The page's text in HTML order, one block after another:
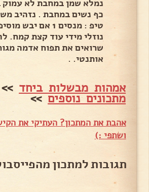
נמלא שמן במחבת לא עמוק
כף נשים במחבת . נזהיב
טיפ : מנסים 1 אם
נוזלי מידי עוד קצת קמח.
שרואים את תפוח אדמה
אותנטי. .
אמהות מבשלות ביחד >>
מתכונים נוספים>>
אהבת את המתכון? העתיקי את
ושתפי :)
תגובות למתכון